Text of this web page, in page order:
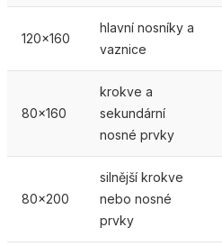
120x160
hlavní nosníky a
vaznice
80x160
krokve a
sekundární
nosné prvky
80x200
silnější krokve
nebo nosné
prvky